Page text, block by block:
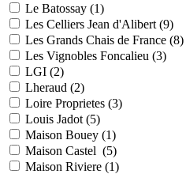
Le Batossay (1)
Les Celliers Jean d'Alibert (9)
Les Grands Chais de France (8)
Les Vignobles Foncalieu (3)
LGI (2)
Lheraud (2)
Loire Proprietes (3)
Louis Jadot (5)
Maison Bouey (1)
Maison Castel (5)
Maison Riviere (1)